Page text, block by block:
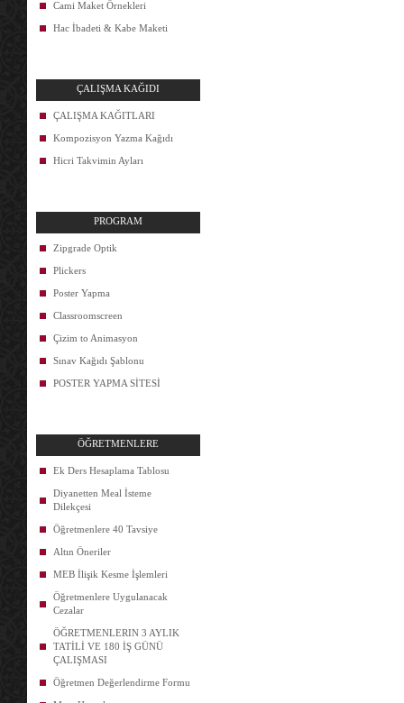
Cami Maket Örnekleri
Hac İbadeti & Kabe Maketi
ÇALIŞMA KAĞIDI
ÇALIŞMA KAĞITLARI
Kompozisyon Yazma Kağıdı
Hicri Takvimin Ayları
PROGRAM
Zipgrade Optik
Plickers
Poster Yapma
Classroomscreen
Çizim to Animasyon
Sınav Kağıdı Şablonu
POSTER YAPMA SİTESİ
ÖĞRETMENLERE
Ek Ders Hesaplama Tablosu
Diyanetten Meal İsteme
Dilekçesi
Öğretmenlere 40 Tavsiye
Altın Öneriler
MEB İlişik Kesme İşlemleri
Öğretmenlere Uygulanacak
Cezalar
ÖĞRETMENLERIN 3 AYLIK
TATİLİ VE 180 İŞ GÜNÜ
ÇALIŞMASI
Öğretmen Değerlendirme Formu